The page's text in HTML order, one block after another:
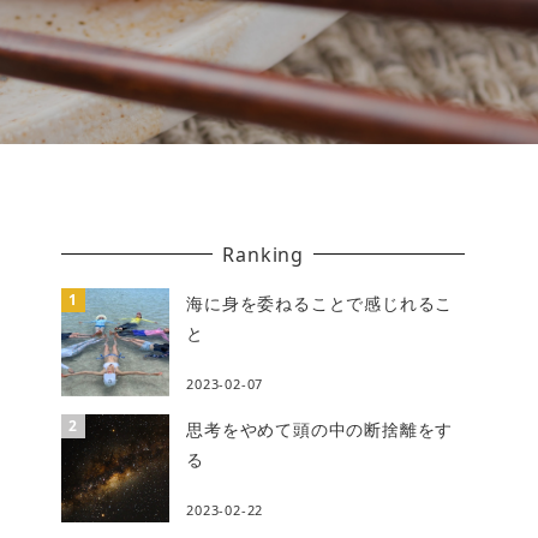
Ranking
海に身を委ねることで感じれるこ
と
2023-02-07
思考をやめて頭の中の断捨離をす
る
2023-02-22